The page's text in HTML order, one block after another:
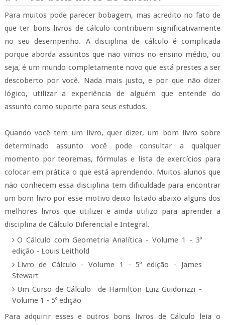
Para muitos pode parecer bobagem, mas acredito no fato de
que ter bons livros de cálculo contribuem significativamente
no seu desempenho. A disciplina de cálculo é complicada
porque aborda assuntos que não vimos no ensino médio, ou
seja, é um mundo completamente novo que está prestes a ser
descoberto por você. Nada mais justo, e por que não dizer
lógico, utilizar a experiência de alguém que entende do
assunto como suporte para seus estudos.
Quando você tem um livro, quer dizer, um bom livro sobre
determinado assunto você pode consultar a qualquer
momento por teoremas, fórmulas e lista de exercícios para
colocar em prática o que está aprendendo. Muitos alunos que
não conhecem essa disciplina tem dificuldade para encontrar
um bom livro por esse motivo deixo listado abaixo alguns dos
melhores livros que utilizei e ainda utilizo para aprender a
disciplina de Cálculo Diferencial e Integral.
O Cálculo com Geometria Analítica - Volume 1 - 3º
edição - Louis Leithold
Livro de Cálculo - Volume 1 - 5º edição - James
Stewart
Um Curso de Cálculo de Hamilton Luiz Guidorizzi -
Volume 1 - 5º edição
Para adquirir esses e outros bons livros de Cálculo leia o